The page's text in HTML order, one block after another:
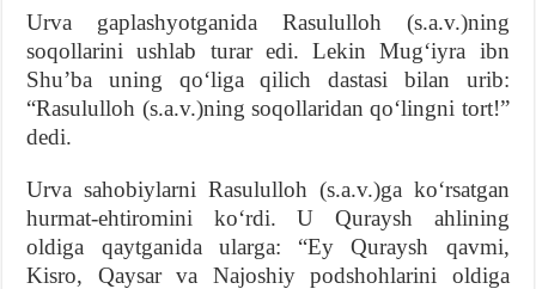
Urva gaplashyotganida Rasululloh (s.a.v.)ning
soqollarini ushlab turar edi. Lekin Mug‘iyra ibn
Shu’ba uning qo‘liga qilich dastasi bilan urib:
“Rasululloh (s.a.v.)ning soqollaridan qo‘lingni tort!”
dedi.
Urva sahobiylarni Rasululloh (s.a.v.)ga ko‘rsatgan
hurmat-ehtiromini ko‘rdi. U Quraysh ahlining
oldiga qaytganida ularga: “Ey Quraysh qavmi,
Kisro, Qaysar va Najoshiy podshohlarini oldiga